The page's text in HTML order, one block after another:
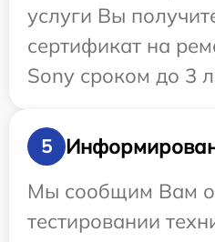
услуги Вы
сертификат на
Sony сроком до 3
5
Мы сообщим Вам
тестировании